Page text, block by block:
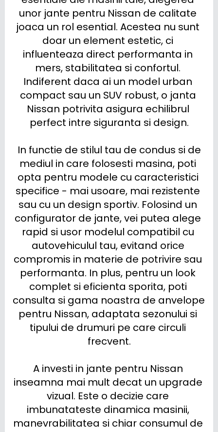
unor jante pentru Nissan de calitate
joaca un rol esential. Acestea nu sunt
doar un element estetic, ci
influenteaza direct performanta in
mers, stabilitatea si confortul.
Indiferent daca ai un model urban
compact sau un SUV robust, o janta
Nissan potrivita asigura echilibrul
perfect intre siguranta si design.
mediul in care folosesti masina, poti
opta pentru modele cu caracteristici
specifice - mai usoare, mai rezistente
sau cu un design sportiv. Folosind un
configurator de jante, vei putea alege
rapid si usor modelul compatibil cu
autovehiculul tau, evitand orice
compromis in materie de potrivire sau
performanta. In plus, pentru un look
complet si eficienta sporita, poti
consulta si gama noastra de anvelope
pentru Nissan, adaptata sezonului si
tipului de drumuri pe care circuli
frecvent.
A investi in jante pentru Nissan
inseamna mai mult decat un upgrade
vizual. Este o decizie care
imbunatateste dinamica masinii,
manevrabilitatea si chiar consumul de